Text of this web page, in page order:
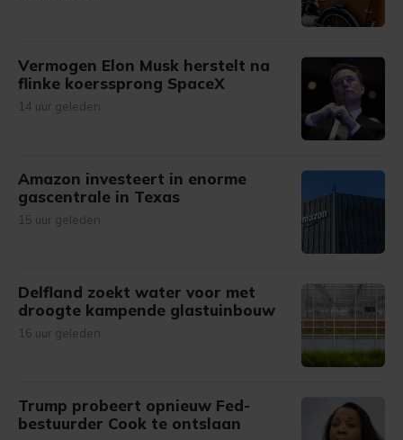
Vermogen Elon Musk herstelt na
flinke koerssprong SpaceX
14 uur geleden
Amazon investeert in enorme
gascentrale in Texas
15 uur geleden
Delfland zoekt water voor met
droogte kampende glastuinbouw
16 uur geleden
Trump probeert opnieuw Fed-
bestuurder Cook te ontslaan